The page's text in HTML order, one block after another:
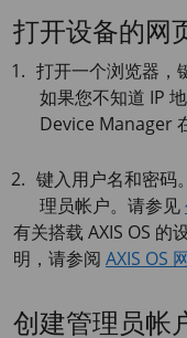
打开设备的网
打开一个浏览器，
如果您不知道 IP
Device Manager
键入用户名和密码
理员帐户。请参见
有关搭载 AXIS OS 的
明，请参阅 AXIS OS
创建管理员帐